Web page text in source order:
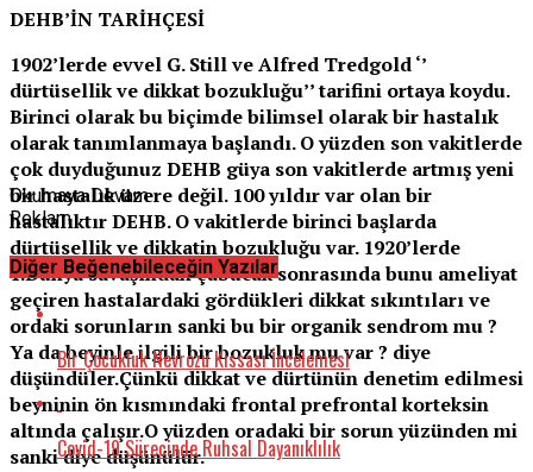
DEHB’İN TARİHÇESİ
1902’lerde evvel G. Still ve Alfred Tredgold ‘’
dürtüsellik ve dikkat bozukluğu’’ tarifini ortaya koydu.
Birinci olarak bu biçimde bilimsel olarak bir hastalık
olarak tanımlanmaya başlandı. O yüzden son vakitlerde
çok duyduğunuz DEHB güya son vakitlerde artmış yeni
bir hastalık üzere değil. 100 yıldır var olan bir
hastalıktır DEHB. O vakitlerde birinci başlarda
dürtüsellik ve dikkatin bozukluğu var. 1920’lerde
1.Dünya savaşından çabucak sonrasında bunu ameliyat
geçiren hastalardaki gördükleri dikkat sıkıntıları ve
ordaki sorunların sanki bu bir organik sendrom mu ?
Ya da beyinle ilgili bir bozukluk mu var ? diye
düşündüler.Çünkü dikkat ve dürtünün denetim edilmesi
beyninin ön kısmındaki frontal prefrontal korteksin
altında çalışır.O yüzden oradaki bir sorun yüzünden mi
sanki diye düşünülür.
Okumaya Devam
Reklam
Diğer Beğenebileceğin Yazılar
Bir Çocukluk Nevrozu Kıssası İncelemesi
Covid-19 Sürecinde Ruhsal Dayanıklılık